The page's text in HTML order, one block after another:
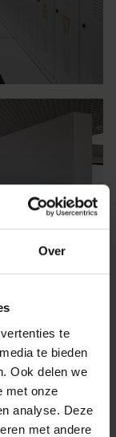
Over
te
te bieden
Ook delen we
met onze
analyse. Deze
met andere